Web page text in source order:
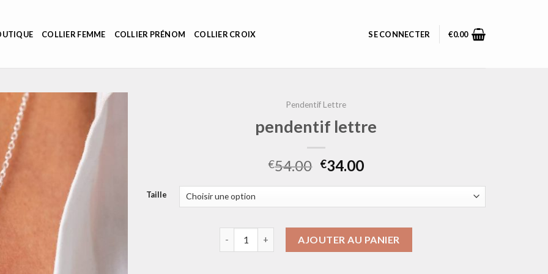
COLLIER FEMME COLLIER PRÉNOM COLLIER CROIX SE CONNECTER €0.00
Pendentif Lettre
pendentif lettre
€54.00 €34.00
Taille
AJOUTER AU PANIER